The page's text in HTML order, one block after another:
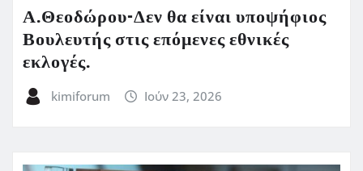
Α.Θεοδώρου-Δεν θα είναι υποψήφιος
Βουλευτής στις επόμενες εθνικές
εκλογές.
kimiforum Ιούν 23, 2026